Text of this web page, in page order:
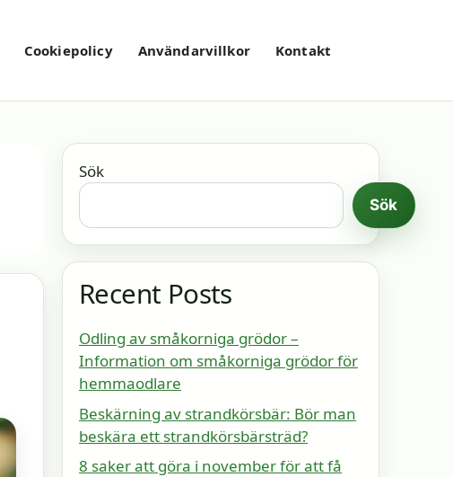
Cookiepolicy Användarvillkor Kontakt
Sök
Sök
Recent Posts
Odling av småkorniga grödor –
Information om småkorniga grödor för
hemmaodlare
Beskärning av strandkörsbär: Bör man
beskära ett strandkörsbärsträd?
8 saker att göra i november för att få